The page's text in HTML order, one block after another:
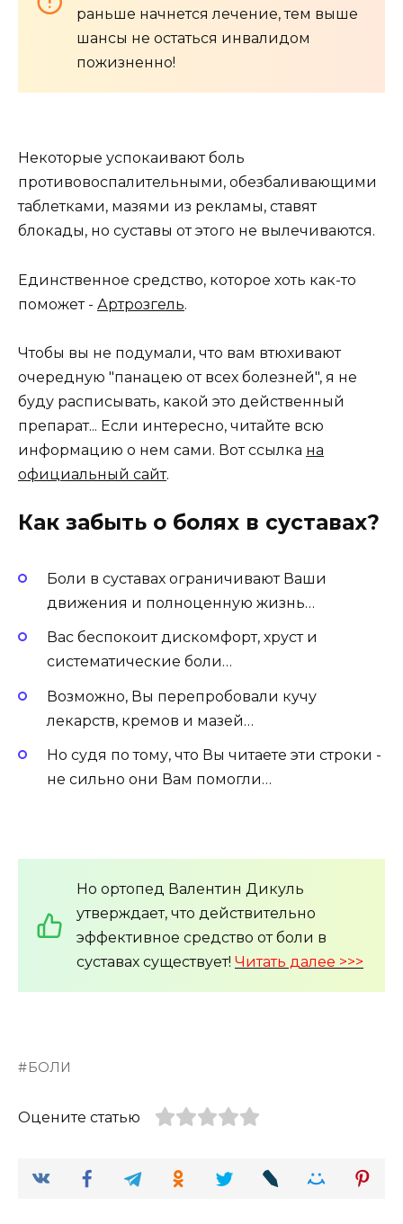
раньше начнется лечение, тем выше
шансы не остаться инвалидом
пожизненно!
Некоторые успокаивают боль
противовоспалительными, обезбаливающими
таблетками, мазями из рекламы, ставят
блокады, но суставы от этого не вылечиваются.
Единственное средство, которое хоть как-то
поможет - Артрозгель.
Чтобы вы не подумали, что вам втюхивают
очередную "панацею от всех болезней", я не
буду расписывать, какой это действенный
препарат... Если интересно, читайте всю
информацию о нем сами. Вот ссылка на
официальный сайт.
Как забыть о болях в суставах?
Боли в суставах ограничивают Ваши
движения и полноценную жизнь…
Вас беспокоит дискомфорт, хруст и
систематические боли…
Возможно, Вы перепробовали кучу
лекарств, кремов и мазей…
Но судя по тому, что Вы читаете эти строки -
не сильно они Вам помогли…
Но ортопед Валентин Дикуль
утверждает, что действительно
эффективное средство от боли в
суставах существует! Читать далее >>>
БОЛИ
Оцените статью